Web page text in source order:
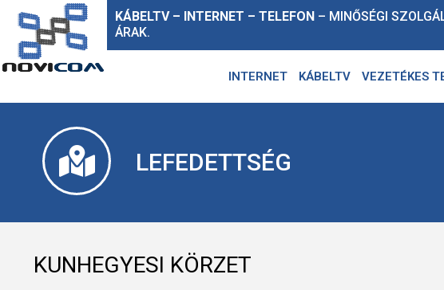
KÁBELTV – INTERNET – TELEFON – MINŐSÉGI
ÁRAK.
INTERNET KÁBELTV VEZETÉKES
LEFEDETTSÉG
KUNHEGYESI KÖRZET